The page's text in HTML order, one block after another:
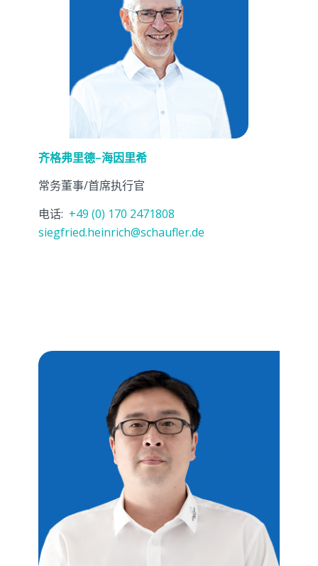
齐格弗里德–海因里希
常务董事/首席执行官
电话: +49 (0) 170 2471808
siegfried.heinrich@schaufler.de